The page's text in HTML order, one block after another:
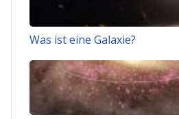
Was ist eine Galaxie?